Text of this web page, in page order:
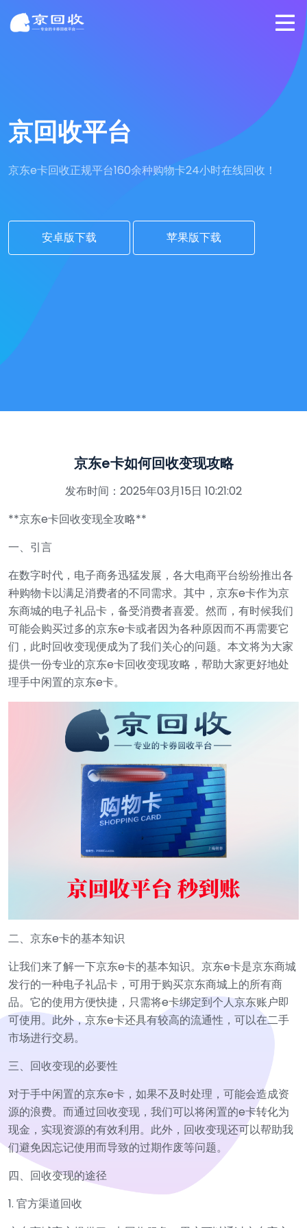
京回收平台
京东e卡回收正规平台160余种购物卡24小时在线回收！
安卓版下载 苹果版下载
京东e卡如何回收变现攻略
发布时间：2025年03月15日 10:21:02
**京东e卡回收变现全攻略**
一、引言
在数字时代，电子商务迅猛发展，各大电商平台纷纷推出各
种购物卡以满足消费者的不同需求。其中，京东e卡作为京
东商城的电子礼品卡，备受消费者喜爱。然而，有时候我们
可能会购买过多的京东e卡或者因为各种原因而不再需要它
们，此时回收变现便成为了我们关心的问题。本文将为大家
提供一份专业的京东e卡回收变现攻略，帮助大家更好地处
理手中闲置的京东e卡。
二、京东e卡的基本知识
让我们来了解一下京东e卡的基本知识。京东e卡是京东商城
发行的一种电子礼品卡，可用于购买京东商城上的所有商
品。它的使用方便快捷，只需将e卡绑定到个人京东账户即
可使用。此外，京东e卡还具有较高的流通性，可以在二手
市场进行交易。
三、回收变现的必要性
对于手中闲置的京东e卡，如果不及时处理，可能会造成资
源的浪费。而通过回收变现，我们可以将闲置的e卡转化为
现金，实现资源的有效利用。此外，回收变现还可以帮助我
们避免因忘记使用而导致的过期作废等问题。
四、回收变现的途径
1. 官方渠道回收